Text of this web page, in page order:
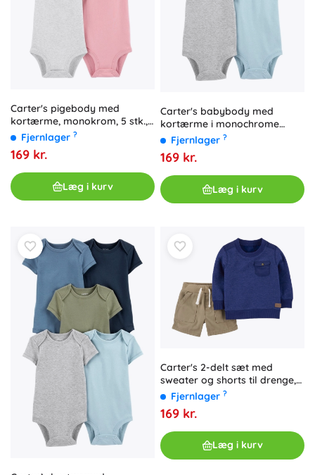
Carter's pigebody med
kortærme, monokrom, 5 stk.,
størrelse 56 (NB)
Fjernlager ?
169 kr.
Læg i kurv
Carter's babybody med
kortærme i monochrome
farver til dreng, 5 stk.
Fjernlager ?
169 kr.
Læg i kurv
Carter's 2-delt sæt med
sweater og shorts til drenge,
blå, 6 måneder
Fjernlager ?
169 kr.
Læg i kurv